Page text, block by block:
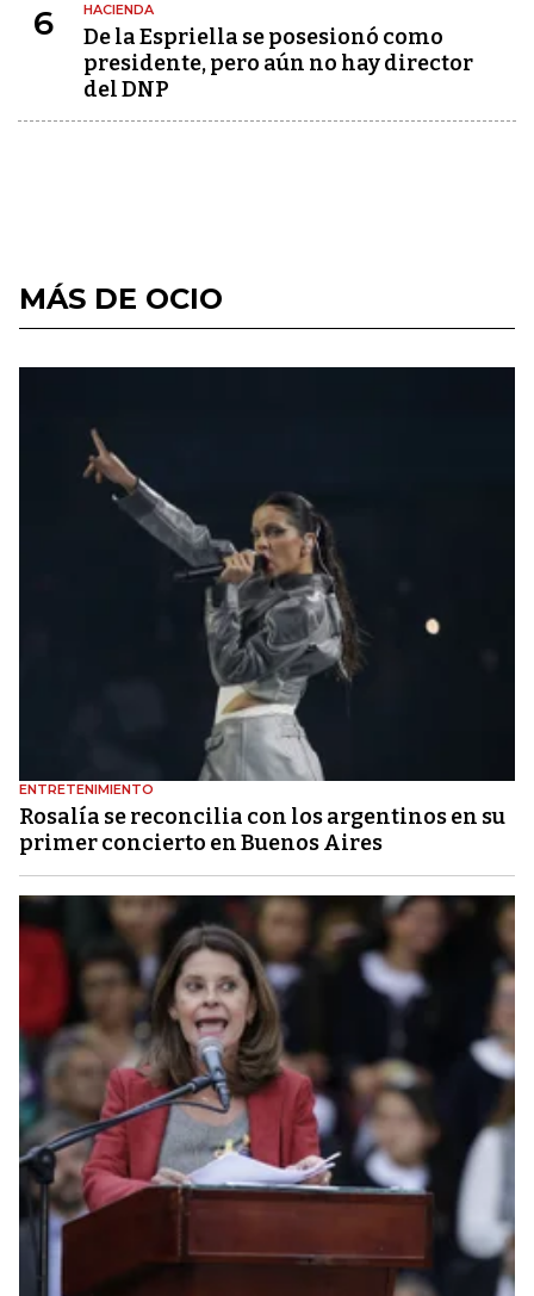
6 HACIENDA
De la Espriella se posesionó como
presidente, pero aún no hay director
del DNP
MÁS DE OCIO
ENTRETENIMIENTO
Rosalía se reconcilia con los argentinos en su
primer concierto en Buenos Aires